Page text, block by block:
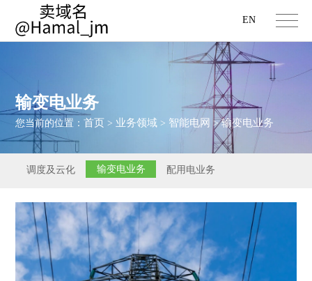
EN
输变电业务
您当前的位置：首页 > 业务领域 > 智能电网 >输变电业务
调度及云化 输变电业务 配用电业务